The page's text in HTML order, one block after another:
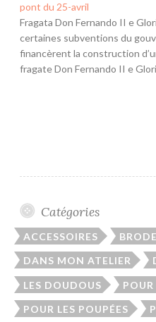
pont du 25-avril
Fragata Don Fernando II e
certaines subventions du
financèrent la construction
fragate Don Fernando II e
Catégories
ACCESSOIRES
DANS MON ATELIER
LES DOUDOUS POUR
POUR LES POUPÉES